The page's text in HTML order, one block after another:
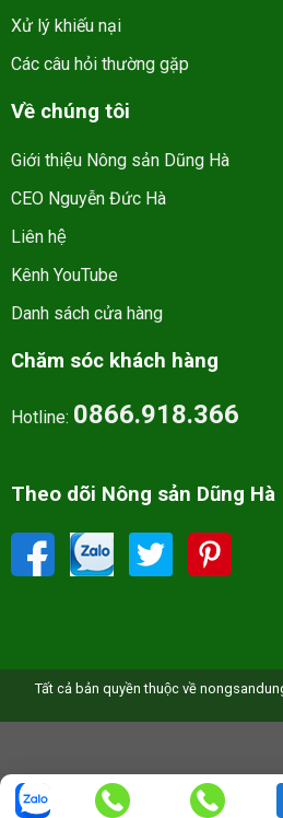
Xử lý khiếu nại
Các câu hỏi thường gặp
Về chúng tôi
Giới thiệu Nông sản Dũng Hà
CEO Nguyễn Đức Hà
Liên hệ
Kênh YouTube
Danh sách cửa hàng
Chăm sóc khách hàng
Hotline: 0866.918.366
Theo dõi Nông sản Dũng Hà
Tất cả bản quyền thuộc về